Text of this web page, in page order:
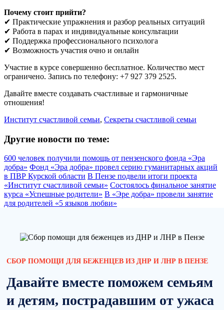
Почему стоит прийти?
✔ Практические упражнения и разбор реальных ситуаций
✔ Работа в парах и индивидуальные консультации
✔ Поддержка профессионального психолога
✔ Возможность участия очно и онлайн
Участие в курсе совершенно бесплатное. Количество мест
ограничено. Запись по телефону: +7 927 379 2525.
Давайте вместе создавать счастливые и гармоничные
отношения!
Институт счастливой семьи, Секреты счастливой семьи
Другие новости по теме:
600 человек получили помощь от пензенского фонда «Эра
добра» Фонд «Эра добра» провел серию гуманитарных акций
в ПВР Курской области В Пензе подвели итоги проекта
«Институт счастливой семьи» Состоялось финальное занятие
курса «Успешные родители» В «Эре добра» провели занятие
для родителей «5 языков любви»
СБОР ПОМОЩИ ДЛЯ БЕЖЕНЦЕВ ИЗ ДНР И ЛНР В ПЕНЗЕ
Давайте вместе поможем семьям
и детям, пострадавшим от ужаса